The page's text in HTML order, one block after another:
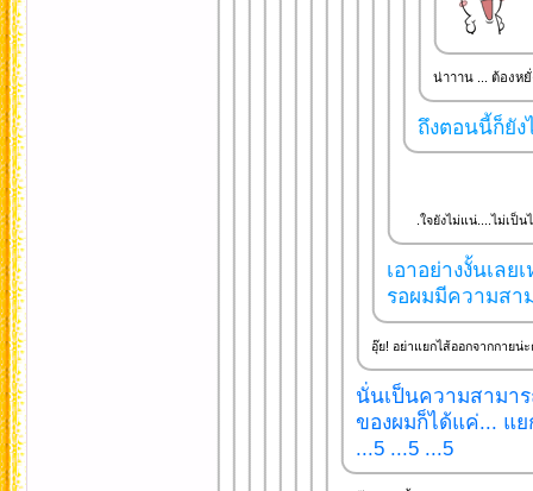
น่าาาน ... ต้องหยั่
ถึงตอนนี้ก็ยัง
.ใจยังไม่แน่....ไม่เป็น
เอาอย่างงั้นเลย
รอผมมีความสา
อุ๊ย! อย่าแยกไส้ออกจากกายน่
นั่นเป็นความสามา
ของผมก็ได้แค่... แ
...5 ...5 ...5